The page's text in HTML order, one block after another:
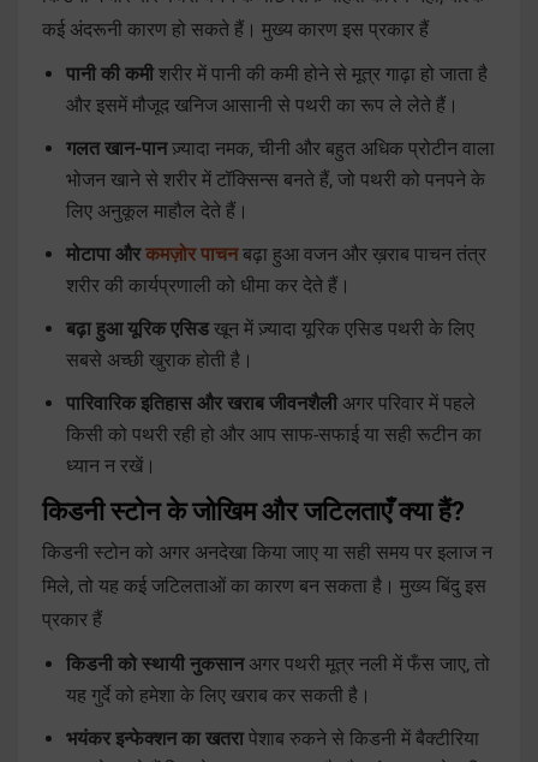
कई अंदरूनी कारण हो सकते हैं। मुख्य कारण इस प्रकार हैं
पानी की कमीशरीर में पानी की कमी होने से मूत्र गाढ़ा हो जाता है
और इसमें मौजूद खनिज आसानी से पथरी का रूप ले लेते हैं।
गलत खान-पानज़्यादा नमक, चीनी और बहुत अधिक प्रोटीन वाला
भोजन खाने से शरीर में टॉक्सिन्स बनते हैं, जो पथरी को पनपने के
लिए अनुकूल माहौल देते हैं।
मोटापा औरकमज़ोर पाचनबढ़ा हुआ वजन और ख़राब पाचन तंत्र
शरीर की कार्यप्रणाली को धीमा कर देते हैं।
बढ़ा हुआ यूरिक एसिडखून में ज़्यादा यूरिक एसिड पथरी के लिए
सबसे अच्छी खुराक होती है।
पारिवारिक इतिहास और खराब जीवनशैलीअगर परिवार में पहले
किसी को पथरी रही हो और आप साफ-सफाई या सही रूटीन का
ध्यान न रखें।
किडनी स्टोन के जोखिम और जटिलताएँ क्या हैं?
किडनी स्टोन को अगर अनदेखा किया जाए या सही समय पर इलाज न
मिले, तो यह कई जटिलताओं का कारण बन सकता है। मुख्य बिंदु इस
प्रकार हैं
किडनी को स्थायी नुकसानअगर पथरी मूत्र नली में फँस जाए, तो
यह गुर्दे को हमेशा के लिए खराब कर सकती है।
भयंकर इन्फेक्शन का खतरापेशाब रुकने से किडनी में बैक्टीरिया